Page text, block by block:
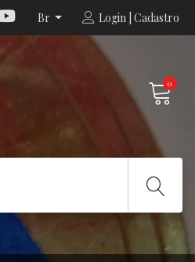
Br Login | Cadastro
0